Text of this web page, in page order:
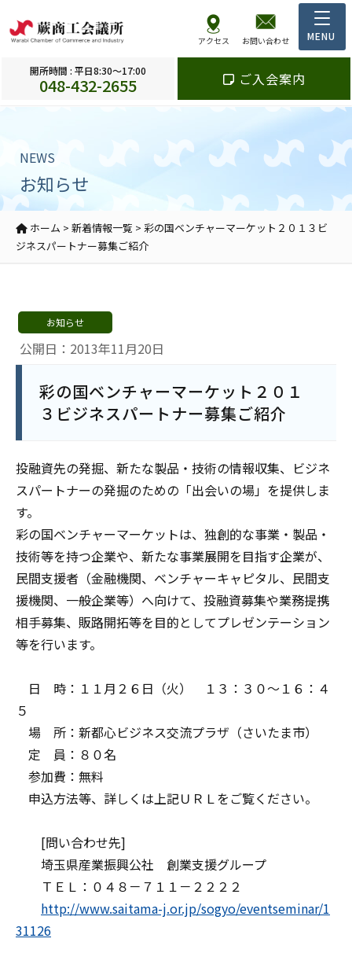
アクセス お問い合わせ
開所時間 : 平日8:30～17:00
048-432-2655 ご入会案内
NEWS
お知らせ
ホーム > 新着情報一覧 > 彩の国ベンチャーマーケット２０１３ビ
ジネスパートナー募集ご紹介
公開日：2013年11月20日
お知らせ
彩の国ベンチャーマーケット２０１
３ビジネスパートナー募集ご紹介
投融資先の発掘、新たな製品・技術の情報収集、ビジネ
スパートナーの発掘のための「出会いの場」を提供しま
す。
彩の国ベンチャーマーケットは、独創的な事業・製品・
技術等を持つ企業や、新たな事業展開を目指す企業が、
民間支援者（金融機関、ベンチャーキャピタル、民間支
援機関、一般企業等）へ向けて、投融資募集や業務提携
相手募集、販路開拓等を目的としてプレゼンテーション
等を行います。
日 時：１１月２６日（火） １３：３０～１６：４
５
場 所：新都心ビジネス交流プラザ（さいたま市）
定 員：８０名
参加費：無料
申込方法等、詳しくは上記ＵＲＬをご覧ください。
[問い合わせ先]
埼玉県産業振興公社 創業支援グループ
ＴＥＬ：０４８－７１１－２２２２
http://www.saitama-j.or.jp/sogyo/eventseminar/1
31126